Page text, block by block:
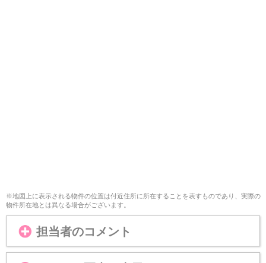
※地図上に表示される物件の位置は付近住所に所在することを表すものであり、実際の
物件所在地とは異なる場合がございます。
担当者のコメント